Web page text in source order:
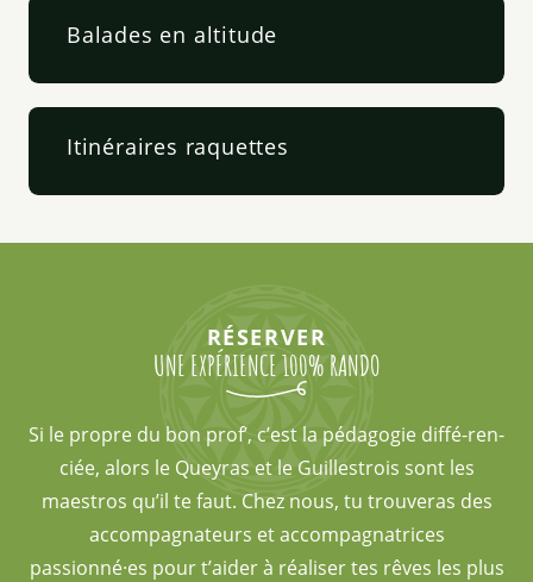
Balades en altitude
Itinéraires raquettes
RÉSERVER
UNE EXPÉRIENCE 100% RANDO
Si le propre du bon prof’, c’est la pédagogie diffé-ren-
ciée, alors le Queyras et le Guillestrois sont les
maestros qu’il te faut. Chez nous, tu trouveras des
accompagnateurs et accompagnatrices
passionné·es pour t’aider à réaliser tes rêves les plus